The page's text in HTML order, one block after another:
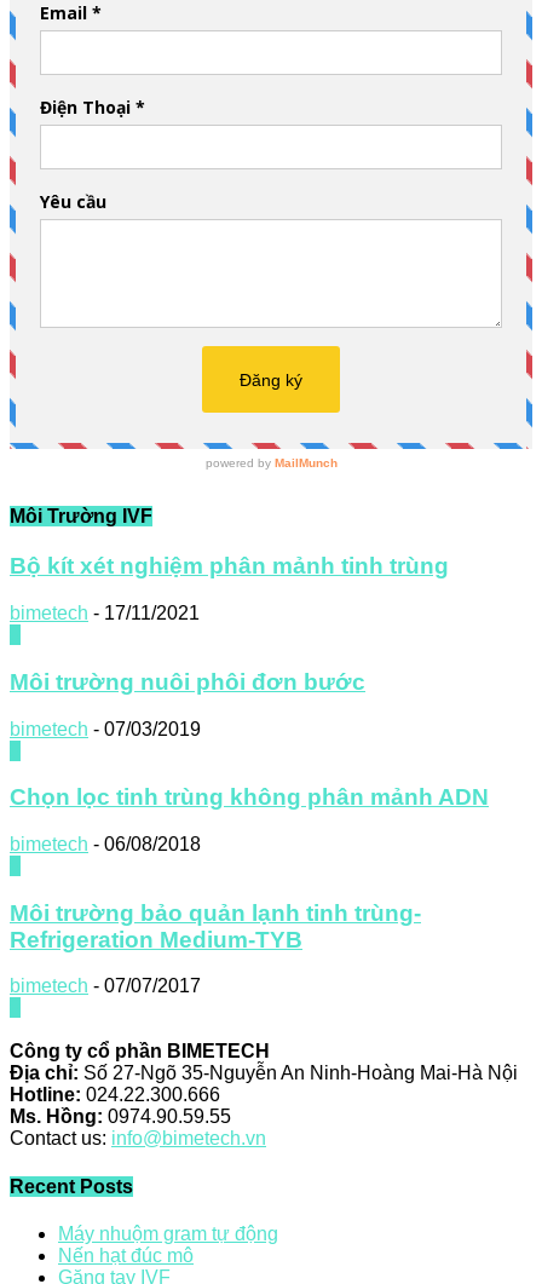
Môi Trường IVF
Bộ kít xét nghiệm phân mảnh tinh trùng
bimetech - 17/11/2021
Môi trường nuôi phôi đơn bước
bimetech - 07/03/2019
Chọn lọc tinh trùng không phân mảnh ADN
bimetech - 06/08/2018
Môi trường bảo quản lạnh tinh trùng-
Refrigeration Medium-TYB
bimetech - 07/07/2017
Công ty cổ phần BIMETECH
Địa chỉ: Số 27-Ngõ 35-Nguyễn An Ninh-Hoàng Mai-Hà Nội
Hotline: 024.22.300.666
Ms. Hồng: 0974.90.59.55
Contact us: info@bimetech.vn
Recent Posts
Máy nhuộm gram tự động
Nến hạt đúc mô
Găng tay IVF